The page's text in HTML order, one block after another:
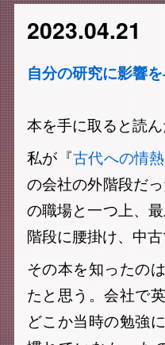
2023.04.21
自分の研究に影響
本を手に取ると読
私が『古代への情
の会社の外階段だ
の職場と一つ上、
階段に腰掛け、中
その本を知ったの
たと思う。会社で
どこか当時の勉強